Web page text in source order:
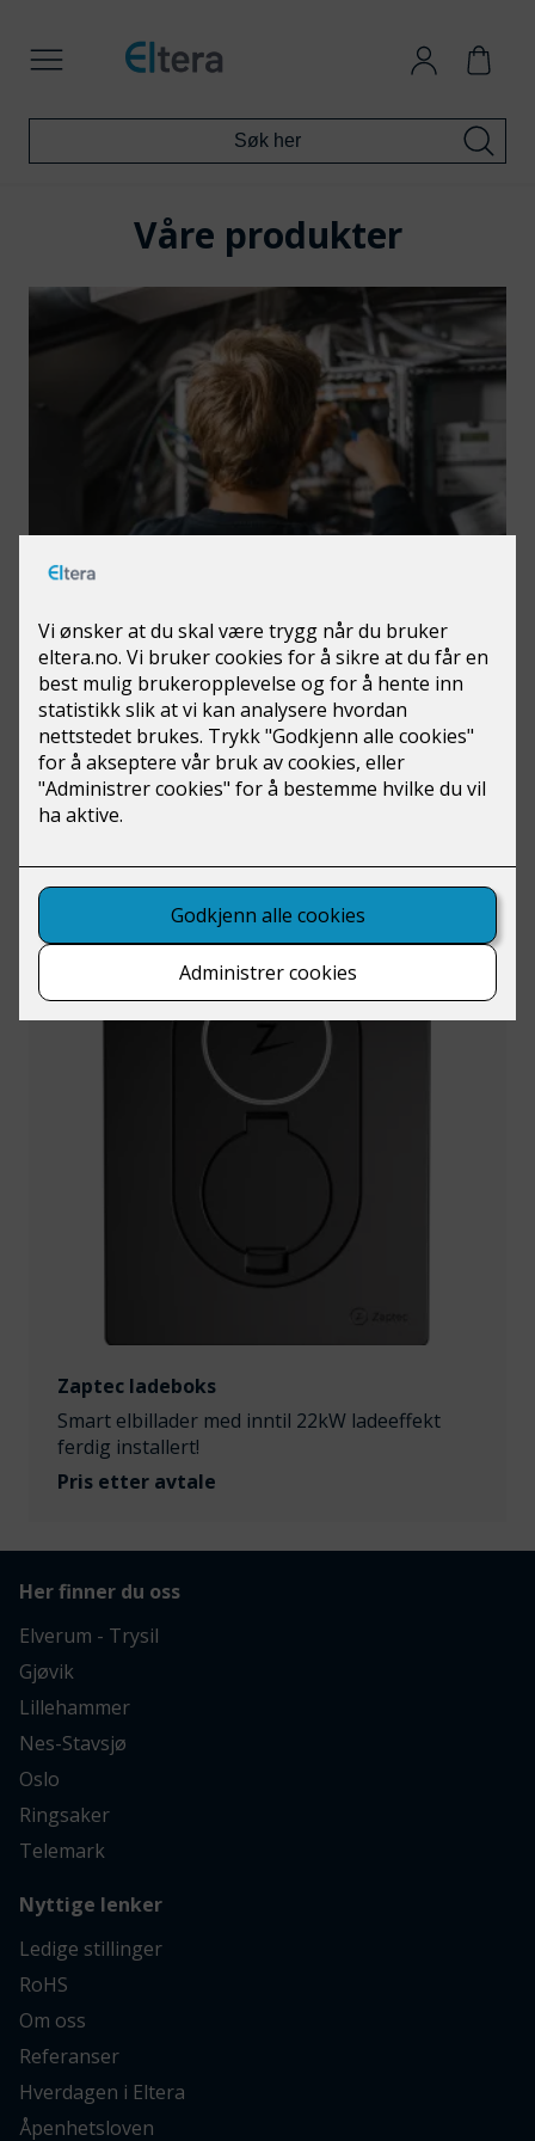
Våre produkter
Kampanje! Rehabilitering av sikringsskap
Prisen inkluderer mva.
Zaptec ladeboks
Smart elbillader med inntil 22kW ladeeffekt
ferdig installert!
Pris etter avtale
Her finner du oss
Elverum - Trysil
Gjøvik
Lillehammer
Nes-Stavsjø
Oslo
Ringsaker
Telemark
Nyttige lenker
Ledige stillinger
RoHS
Om oss
Referanser
Hverdagen i Eltera
Åpenhetsloven